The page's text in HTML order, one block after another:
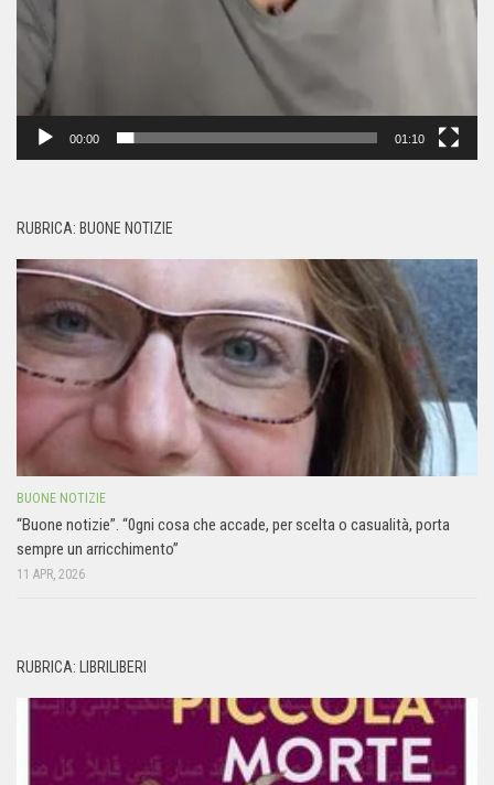
00:00 01:10
RUBRICA: BUONE NOTIZIE
BUONE NOTIZIE
“Buone notizie”. “0gni cosa che accade, per scelta o casualità, porta
sempre un arricchimento”
11 APR, 2026
RUBRICA: LIBRILIBERI